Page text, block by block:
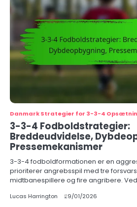
Danmark Strategier for 3-3-4
3-3-4 Fodboldstrategier:
Breddeudvidelse,
Pressemekanismer
3-3-4 fodboldformationen er en
prioriterer angrebsspil med tre
midtbanespillere og fire angribere.
Lucas Harrington 29/01/2026